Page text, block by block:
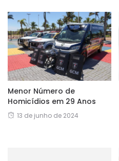
Menor Número de
Homicídios em 29 Anos
13 de junho de 2024